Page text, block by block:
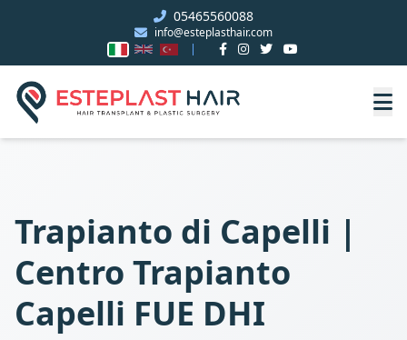
05465560088
info@esteplasthair.com
Trapianto di Capelli |
Centro Trapianto
Capelli FUE DHI